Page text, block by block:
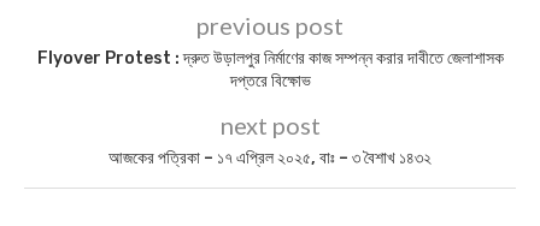
previous post
Flyover Protest : দ্রুত উড়ালপুর নির্মাণের কাজ সম্পন্ন করার দাবীতে জেলাশাসক
দপ্তরে বিক্ষোভ
next post
আজকের পত্রিকা – ১৭ এপ্রিল ২০২৫, বাঃ – ৩ বৈশাখ ১৪৩২